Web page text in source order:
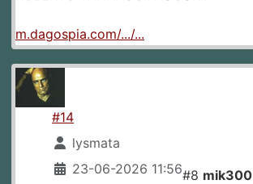
m.dagospia.com/.../...
#14
lysmata
23-06-2026 11:56#8 mik300